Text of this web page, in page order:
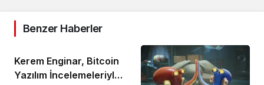
Benzer Haberler
Kerem Enginar, Bitcoin
Yazılım İncelemeleriyle